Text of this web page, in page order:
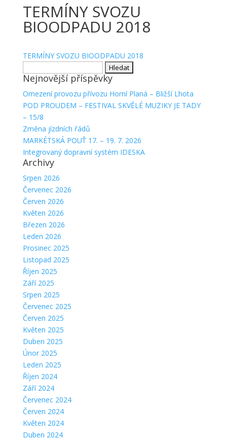
TERMÍNY SVOZU
BIOODPADU 2018
TERMÍNY SVOZU BIOODPADU 2018
Nejnovější příspěvky
Omezení provozu přívozu Horní Planá – Bližší Lhota
POD PROUDEM – FESTIVAL SKVĚLÉ MUZIKY JE TADY
– 15/8
Změna jízdních řádů
MARKÉTSKÁ POUŤ 17. – 19. 7. 2026
Integrovaný dopravní systém IDESKA
Archivy
Srpen 2026
Červenec 2026
Červen 2026
Květen 2026
Březen 2026
Leden 2026
Prosinec 2025
Listopad 2025
Říjen 2025
Září 2025
Srpen 2025
Červenec 2025
Červen 2025
Květen 2025
Duben 2025
Únor 2025
Leden 2025
Říjen 2024
Září 2024
Červenec 2024
Červen 2024
Květen 2024
Duben 2024